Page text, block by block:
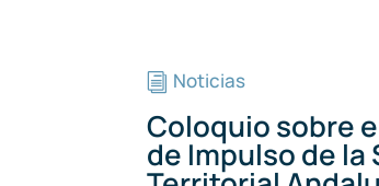
i Noticias
Coloquio sobre
de Impulso de